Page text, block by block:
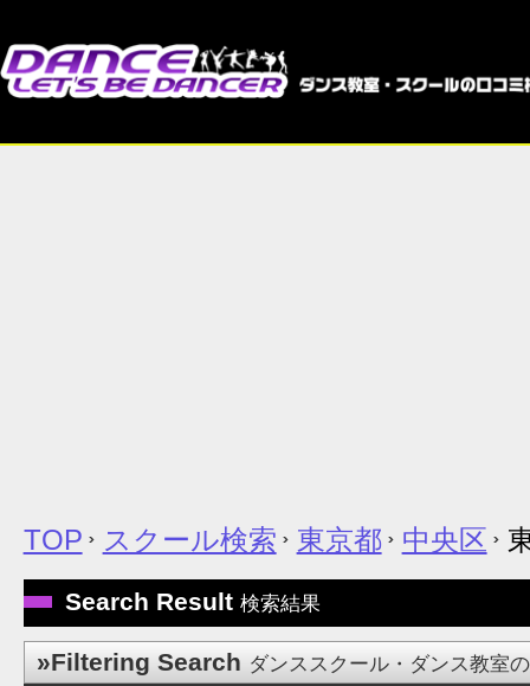
TOP スクール検索 東京都 中央区
Search Result 検索結果
»Filtering Search ダンススクール・ダンス教室